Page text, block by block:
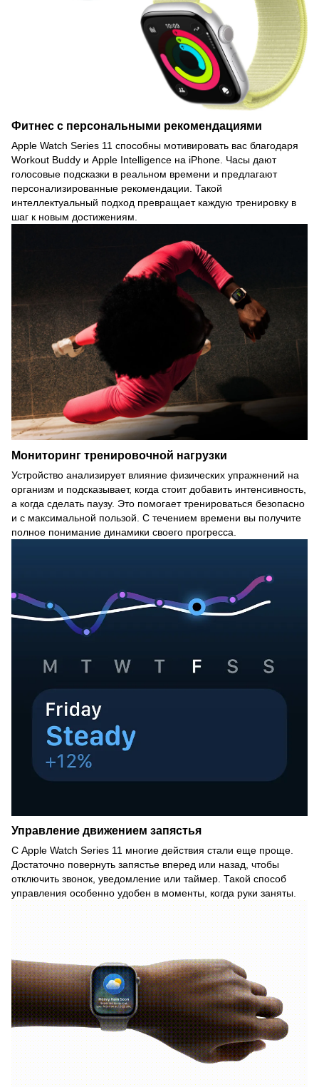
Фитнес с персональными рекомендациями
Apple Watch Series 11 способны мотивировать вас благодаря
Workout Buddy и Apple Intelligence на iPhone. Часы дают
голосовые подсказки в реальном времени и предлагают
персонализированные рекомендации. Такой
интеллектуальный подход превращает каждую тренировку в
шаг к новым достижениям.
Мониторинг тренировочной нагрузки
Устройство анализирует влияние физических упражнений на
организм и подсказывает, когда стоит добавить интенсивность,
а когда сделать паузу. Это помогает тренироваться безопасно
и с максимальной пользой. С течением времени вы получите
полное понимание динамики своего прогресса.
Управление движением запястья
С Apple Watch Series 11 многие действия стали еще проще.
Достаточно повернуть запястье вперед или назад, чтобы
отключить звонок, уведомление или таймер. Такой способ
управления особенно удобен в моменты, когда руки заняты.